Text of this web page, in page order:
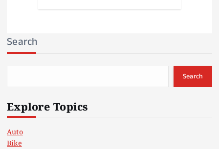
Search
Search
Explore Topics
Auto
Bike